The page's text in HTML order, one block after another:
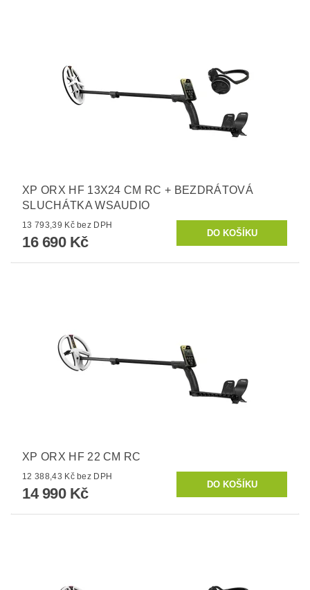
XP ORX HF 13X24 CM RC + BEZDRÁTOVÁ
SLUCHÁTKA WSAUDIO
13 793,39 Kč bez DPH
16 690 Kč
XP ORX HF 22 CM RC
12 388,43 Kč bez DPH
14 990 Kč